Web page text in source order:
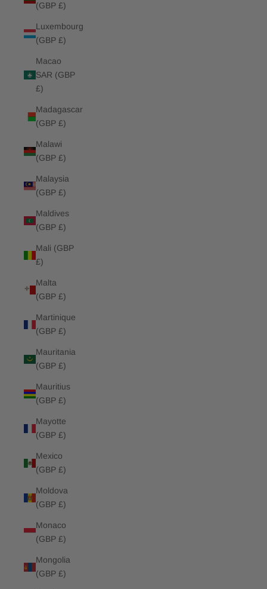
(GBP £)
Luxembourg
(GBP £)
Macao
SAR (GBP
£)
Madagascar
(GBP £)
Malawi
(GBP £)
Malaysia
(GBP £)
Maldives
(GBP £)
Mali (GBP
£)
Malta
(GBP £)
Martinique
(GBP £)
Mauritania
(GBP £)
Mauritius
(GBP £)
Mayotte
(GBP £)
Mexico
(GBP £)
Moldova
(GBP £)
Monaco
(GBP £)
Mongolia
(GBP £)